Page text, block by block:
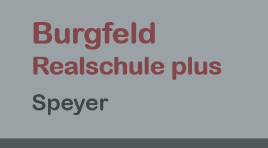
springen